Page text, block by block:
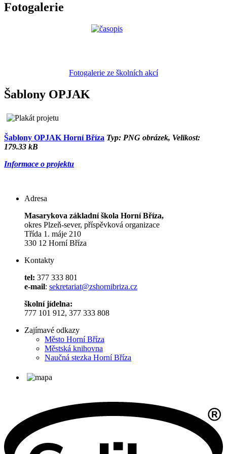
Fotogalerie
Fotogalerie ze školních akcí
Šablony OPJAK
Šablony OPJAK Horní Bříza Typ: PNG obrázek, Velikost:
179.33 kB
Informace o projektu
Adresa
Masarykova základní škola Horní Bříza,
okres Plzeň-sever, příspěvková organizace
Třída 1. máje 210
330 12 Horní Bříza
Kontakty
tel: 377 333 801
e-mail: sekretariat@zshornibriza.cz
školní jídelna:
777 101 912, 377 333 808
Zajímavé odkazy
Město Horní Bříza
Městská knihovna
Naučná stezka Horní Bříza